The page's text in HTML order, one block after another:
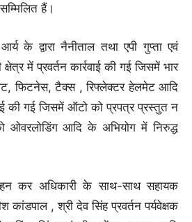
हैं।
के द्वारा नैनीताल तथा एपी गुप्ता एवं
क्षेत्र में प्रवर्तन कार्रवाई की गई जिसमें भार
फिटनेस, टैक्स , रिफ्लेक्टर हेलमेट आदि
की गई जिसमें ऑटो को प्रपत्र प्रस्तुत न
ओवरलोडिंग आदि के अभियोग में निरुद्ध
कर अधिकारी के साथ-साथ सहायक
कांडपाल , श्री देव सिंह प्रवर्तन पर्यवेक्षक